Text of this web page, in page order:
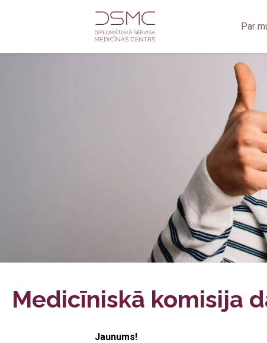
Par
Medicīniskā komisija darbam uz naftas un gāzes
Medicīniskā komisija
Jaunums!